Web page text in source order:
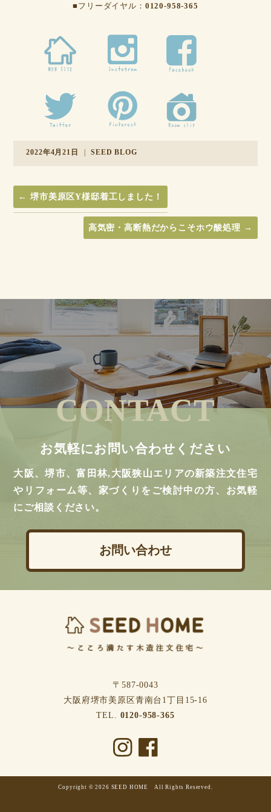
■フリーダイヤル： 0120-958-365
2022年4月21日 | SEED BLOG
← 堺市美原区Y様邸着工しました！
高気密・高断熱だからこそホウ酸処理 →
CONTACT
お気軽にお問い合わせください
大阪、堺市、富田林,大阪狭山エリアの新築注文住宅
やリフォーム等、家づくりをご検討中の方、お気軽
にご相談ください。
お問い合わせ
〒587-0043
⼤阪府堺市美原区⻘南台1丁⽬15-16
TEL. 0120-958-365
Copyright © 2026 SEED HOME All Rights Reserved.